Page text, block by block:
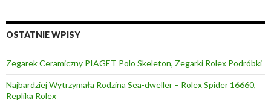
OSTATNIE WPISY
Zegarek Ceramiczny PIAGET Polo Skeleton, Zegarki Rolex Podróbki
Najbardziej Wytrzymała Rodzina Sea-dweller – Rolex Spider 16660,
Replika Rolex